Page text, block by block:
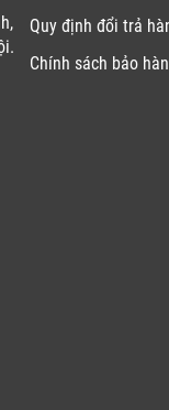
Quy định đổi trả
Chính sách bảo